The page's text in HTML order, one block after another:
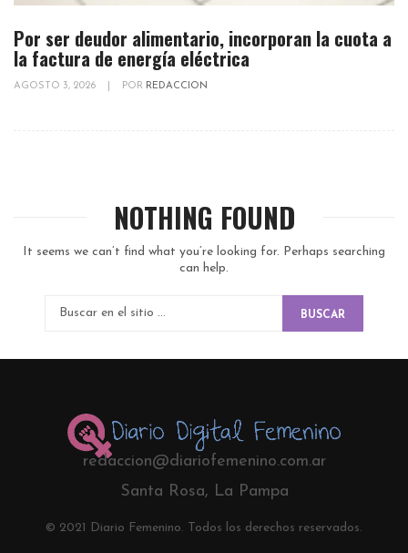
Por ser deudor alimentario, incorporan la cuota a
la factura de energía eléctrica
AGOSTO 3, 2026 POR REDACCION
NOTHING FOUND
It seems we can’t find what you’re looking for. Perhaps searching
can help.
BUSCAR
redaccion@diariofemenino.com.ar
Santa Rosa, La Pampa
© 2021 Diario Femenino. Todos los derechos reservados.